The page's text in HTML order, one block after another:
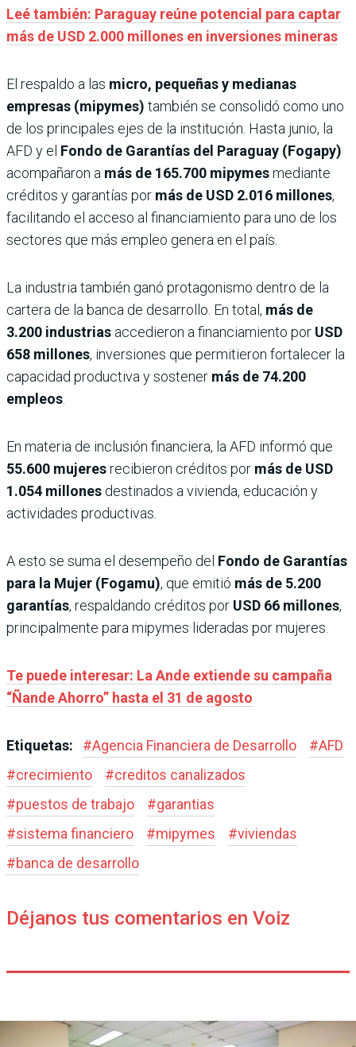
Leé también: Paraguay reúne potencial para captar
más de USD 2.000 millones en inversiones mineras
El respaldo a las micro, pequeñas y medianas
empresas (mipymes) también se consolidó como uno
de los principales ejes de la institución. Hasta junio, la
AFD y el Fondo de Garantías del Paraguay (Fogapy)
acompañaron a más de 165.700 mipymesmediante
créditos y garantías por más de USD 2.016 millones,
facilitando el acceso al financiamiento para uno de los
sectores que más empleo genera en el país.
La industria también ganó protagonismo dentro de la
cartera de la banca de desarrollo. En total, más de
3.200 industrias accedieron a financiamiento por USD
658 millones, inversiones que permitieron fortalecer la
capacidad productiva y sostener más de 74.200
empleos
En materia de inclusión financiera, la AFD informó que
55.600 mujeresrecibieron créditos por más de USD
1.054 millones destinados a vivienda, educación y
actividades productivas.
A esto se suma el desempeño del Fondo de Garantías
para la Mujer (Fogamu), que emitió más de 5.200
garantías, respaldando créditos por USD 66 millones,
principalmente para mipymes lideradas por mujeres.
Te puede interesar: La Ande extiende su campaña
“Ñande Ahorro” hasta el 31 de agosto
Etiquetas: #Agencia Financiera de Desarrollo #AFD
#crecimiento #creditos canalizados
#puestos de trabajo #garantias
#sistema financiero #mipymes #viviendas
#banca de desarrollo
Déjanos tus comentarios en Voiz